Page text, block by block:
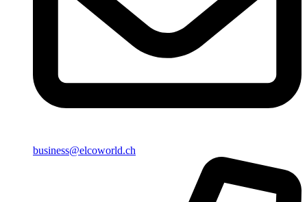
business@elcoworld.ch